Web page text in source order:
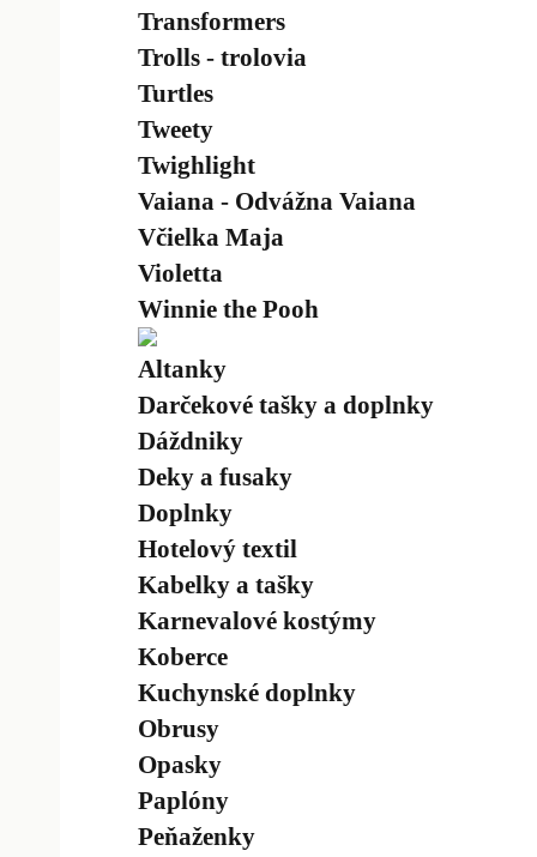
Transformers
Trolls - trolovia
Turtles
Tweety
Twighlight
Vaiana - Odvážna Vaiana
Včielka Maja
Violetta
Winnie the Pooh
Altanky
Darčekové tašky a doplnky
Dáždniky
Deky a fusaky
Doplnky
Hotelový textil
Kabelky a tašky
Karnevalové kostýmy
Koberce
Kuchynské doplnky
Obrusy
Opasky
Paplóny
Peňaženky